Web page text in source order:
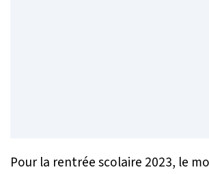
Pour la rentrée scolaire 2023, le